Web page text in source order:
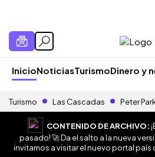
InicioNoticiasTurismoDinero y
Turismo Las Cascadas Peter
CONTENIDO DE ARCHIVO:
pasado! 🚀 Da el salto a la nueva
invitamos a visitar el nuevo portal